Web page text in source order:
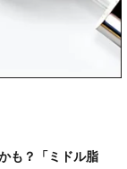
も？「ミドル脂